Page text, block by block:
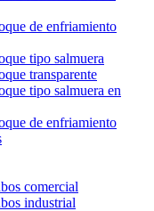
de enfriamiento
tipo salmuera
transparente
tipo salmuera en
de enfriamiento
comercial
industrial